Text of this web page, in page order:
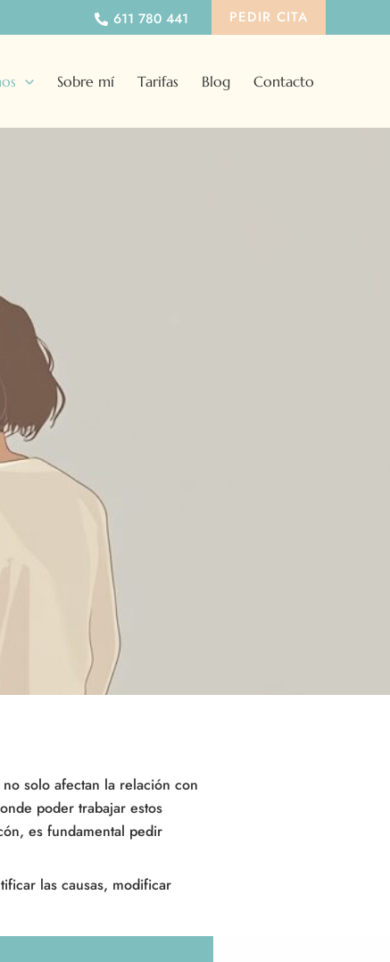
611 780 441 PEDIR CITA
Sobre mí Tarifas Blog Contacto
no solo afectan la relación con
poder trabajar estos
es fundamental pedir
las causas, modificar